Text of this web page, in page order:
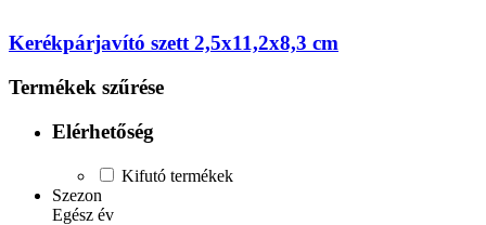
Kerékpárjavító szett 2,5x11,2x8,3 cm
Termékek szűrése
Elérhetőség
Kifutó termékek
Szezon
Egész év